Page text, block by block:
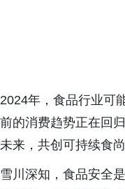
2024年，食品行业可
前的消费趋势正在回
未来，共创可持续食
雪川深知，食品安全